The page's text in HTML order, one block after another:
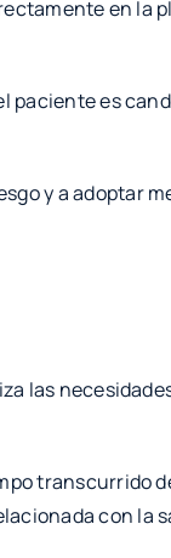
en la
paciente es
y a adoptar
las
transcurrido
con la